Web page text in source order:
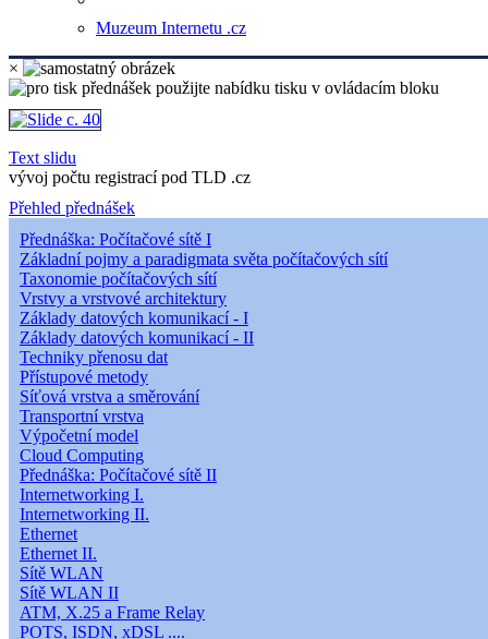
Muzeum Internetu .cz
×
Text slidu
vývoj počtu registrací pod TLD .cz
Přehled přednášek
Přednáška: Počítačové sítě I
Základní pojmy a paradigmata světa počítačových sítí
Taxonomie počítačových sítí
Vrstvy a vrstvové architektury
Základy datových komunikací - I
Základy datových komunikací - II
Techniky přenosu dat
Přístupové metody
Síťová vrstva a směrování
Transportní vrstva
Výpočetní model
Cloud Computing
Přednáška: Počítačové sítě II
Internetworking I.
Internetworking II.
Ethernet
Ethernet II.
Sítě WLAN
Sítě WLAN II
ATM, X.25 a Frame Relay
POTS, ISDN, xDSL ....